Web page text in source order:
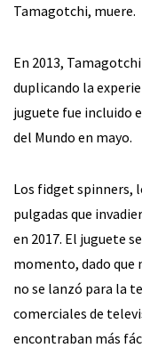
Tamagotchi, muere.
En 2013,
duplicando la
juguete fue incluido
del Mundo en mayo.
Los fidget spinners,
pulgadas que
en 2017. El juguete
momento, dado que
no se lanzó para la
comerciales de
encontraban más